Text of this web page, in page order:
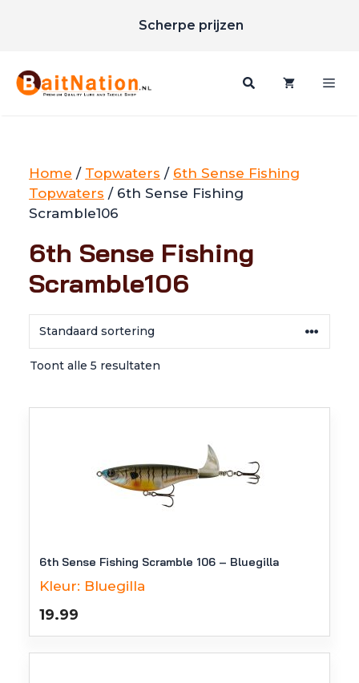
inhoud
Scherpe prijzen
Home / Topwaters / 6th Sense Fishing
Topwaters / 6th Sense Fishing
Scramble106
6th Sense Fishing
Scramble106
Toont alle 5 resultaten
6th Sense Fishing Scramble 106 – Bluegilla
Kleur: Bluegilla
19.99